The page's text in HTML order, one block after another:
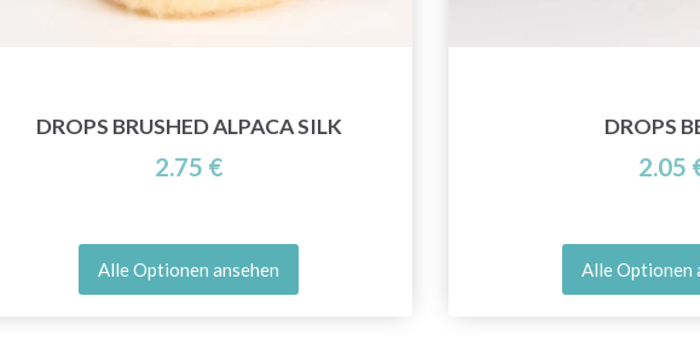
DROPS BRUSHED ALPACA SILK
2.75 €
Alle Optionen ansehen
DROPS
2.05
Alle Optionen